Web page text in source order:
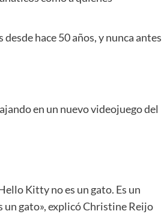
hace 50 años, y nunca antes
en un nuevo videojuego del
Kitty no es un gato. Es un
un gato», explicó Christine Reijo